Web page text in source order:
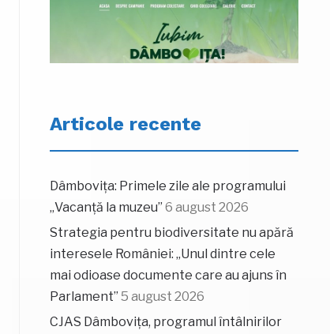
Articole recente
Dâmbovița: Primele zile ale programului
„Vacanță la muzeu” 6 august 2026
Strategia pentru biodiversitate nu apără
interesele României: „Unul dintre cele
mai odioase documente care au ajuns în
Parlament” 5 august 2026
CJAS Dâmbovița, programul întâlnirilor